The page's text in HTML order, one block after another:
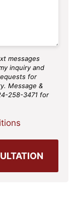
messages
inquiry and
for
258-3471 for